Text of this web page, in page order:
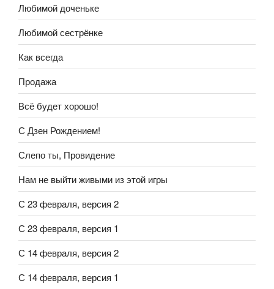
Любимой доченьке
Любимой сестрёнке
Как всегда
Продажа
Всё будет хорошо!
С Дзен Рождением!
Слепо ты, Провидение
Нам не выйти живыми из этой игры
С 23 февраля, версия 2
С 23 февраля, версия 1
С 14 февраля, версия 2
С 14 февраля, версия 1